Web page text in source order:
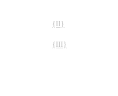
{II}
{III}